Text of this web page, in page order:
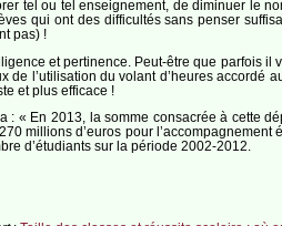
tel ou tel enseignement, de diminuer le
qui ont des difficultés sans penser
pas) !
et pertinence. Peut-être que parfois
l’utilisation du volant d’heures
et plus efficace !
« En 2013, la somme consacrée à cette
millions d’euros pour
d’étudiants sur la période 2002-2012.